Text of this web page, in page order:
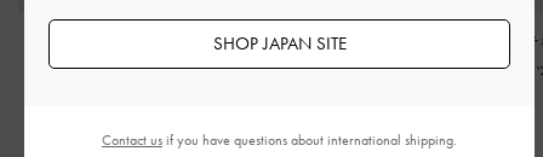
ータイアラウンドサン
Linnea リネア ウーブン
スリングバックサンダ
¥ 4,750
Loey ローイー
チャーボウフラ
¥ 4,450
SHOP JAPAN SITE
Contact usif you have questions about international shipping.